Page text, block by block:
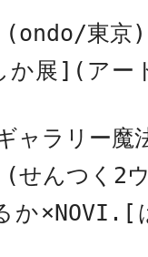
東京)
か展 ]( アー
ャラリー魔
せんつく 2
か×NOVI.[